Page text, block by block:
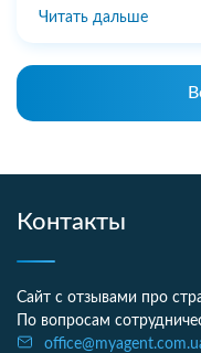
Читать дальше
Контакты
Сайт с отзывами про
По вопросам